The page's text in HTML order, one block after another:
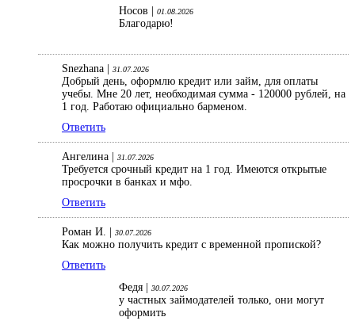
Носов | 01.08.2026
Благодарю!
Snezhana | 31.07.2026
Добрый день, оформлю кредит или займ, для оплаты
учебы. Мне 20 лет, необходимая сумма - 120000 рублей, на
1 год. Работаю официально барменом.
Ответить
Ангелина | 31.07.2026
Требуется срочный кредит на 1 год. Имеются открытые
просрочки в банках и мфо.
Ответить
Роман И. | 30.07.2026
Как можно получить кредит с временной пропиской?
Ответить
Федя |
30.07.2026
у частных займодателей только, они могут
оформить